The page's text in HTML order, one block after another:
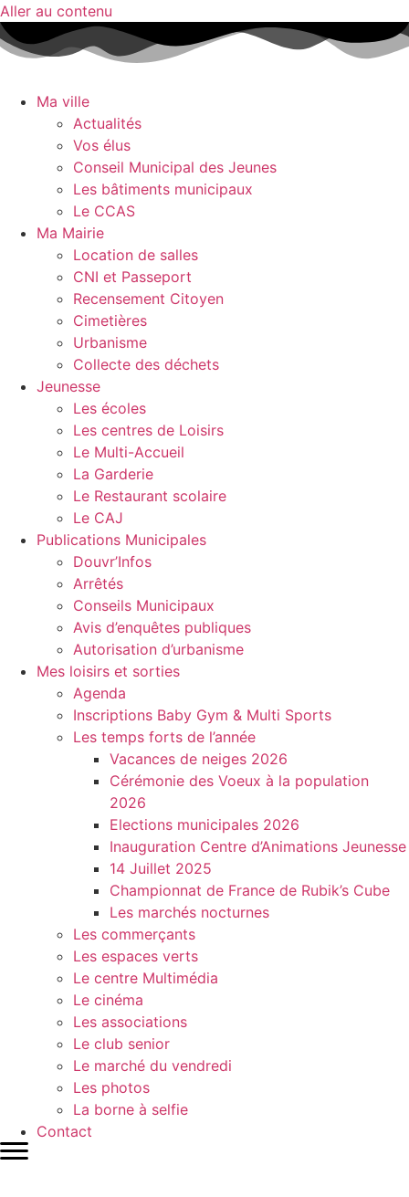
Aller au contenu
Ma ville
Actualités
Vos élus
Conseil Municipal des Jeunes
Les bâtiments municipaux
Le CCAS
Ma Mairie
Location de salles
CNI et Passeport
Recensement Citoyen
Cimetières
Urbanisme
Collecte des déchets
Jeunesse
Les écoles
Les centres de Loisirs
Le Multi-Accueil
La Garderie
Le Restaurant scolaire
Le CAJ
Publications Municipales
Douvr’Infos
Arrêtés
Conseils Municipaux
Avis d’enquêtes publiques
Autorisation d’urbanisme
Mes loisirs et sorties
Agenda
Inscriptions Baby Gym & Multi Sports
Les temps forts de l’année
Vacances de neiges 2026
Cérémonie des Voeux à la population
2026
Elections municipales 2026
Inauguration Centre d’Animations Jeunesse
14 Juillet 2025
Championnat de France de Rubik’s Cube
Les marchés nocturnes
Les commerçants
Les espaces verts
Le centre Multimédia
Le cinéma
Les associations
Le club senior
Le marché du vendredi
Les photos
La borne à selfie
Contact